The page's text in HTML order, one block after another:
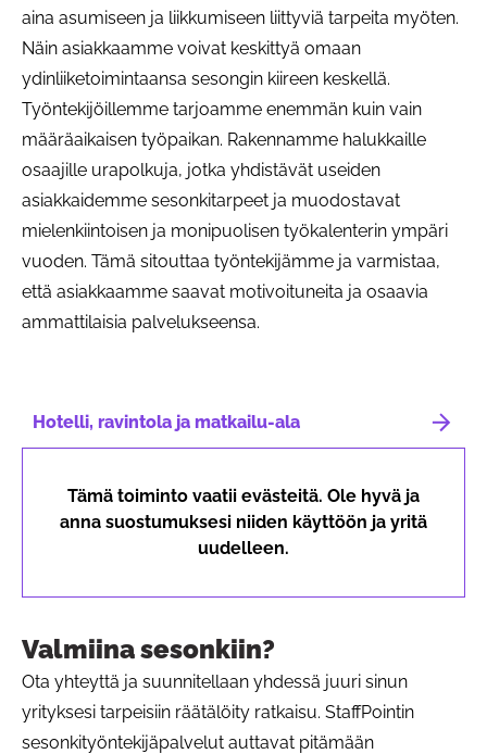
aina asumiseen ja liikkumiseen liittyviä tarpeita myöten.
Näin asiakkaamme voivat keskittyä omaan
ydinliiketoimintaansa sesongin kiireen keskellä.
Työntekijöillemme tarjoamme enemmän kuin vain
määräaikaisen työpaikan. Rakennamme halukkaille
osaajille urapolkuja, jotka yhdistävät useiden
asiakkaidemme sesonkitarpeet ja muodostavat
mielenkiintoisen ja monipuolisen työkalenterin ympäri
vuoden. Tämä sitouttaa työntekijämme ja varmistaa,
että asiakkaamme saavat motivoituneita ja osaavia
ammattilaisia palvelukseensa.
Hotelli, ravintola ja matkailu-ala
Tämä toiminto vaatii evästeitä. Ole hyvä ja
anna suostumuksesi niiden käyttöön ja yritä
uudelleen.
Valmiina sesonkiin?
Ota yhteyttä ja suunnitellaan yhdessä juuri sinun
yrityksesi tarpeisiin räätälöity ratkaisu. StaffPointin
sesonkityöntekijäpalvelut auttavat pitämään